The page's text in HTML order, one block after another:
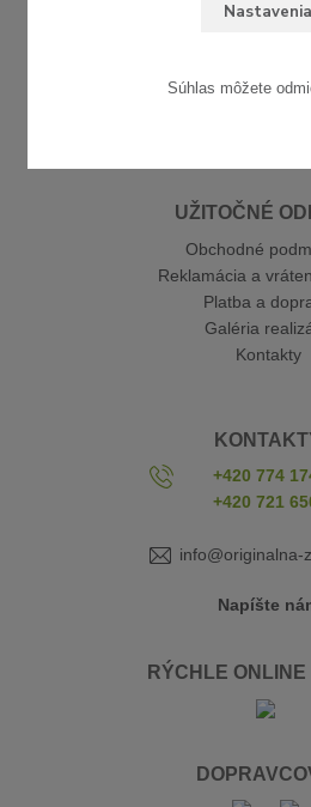
UŽITOČNÉ
Obchodné
Reklamácia a
Platba a
Galéria
Kontakty
+420 774
+420 721
info@originalna-
Napíšte
RÝCHLE
Nastavenia
Súhlas môžete